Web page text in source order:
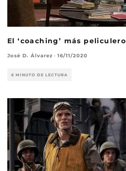
El ‘coaching’ más peliculero
José D. Álvarez · 16/11/2020
6 MINUTO DE LECTURA